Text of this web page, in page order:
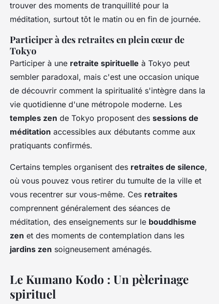
trouver des moments de tranquillité pour la
méditation, surtout tôt le matin ou en fin de journée.
Participer à des retraites en plein cœur de
Tokyo
Participer à une retraite spirituelle à Tokyo peut
sembler paradoxal, mais c'est une occasion unique
de découvrir comment la spiritualité s'intègre dans la
vie quotidienne d'une métropole moderne. Les
temples zen de Tokyo proposent des sessions de
méditation accessibles aux débutants comme aux
pratiquants confirmés.
Certains temples organisent des retraites de silence,
où vous pouvez vous retirer du tumulte de la ville et
vous recentrer sur vous-même. Ces retraites
comprennent généralement des séances de
méditation, des enseignements sur le bouddhisme
zen et des moments de contemplation dans les
jardins zen soigneusement aménagés.
Le Kumano Kodo : Un pèlerinage
spirituel